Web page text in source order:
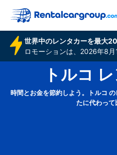
世界中のレンタカーを最大
ロモーションは、2026年8月
トルコ
時間とお金を節約しよう。トルコ
たに代わって